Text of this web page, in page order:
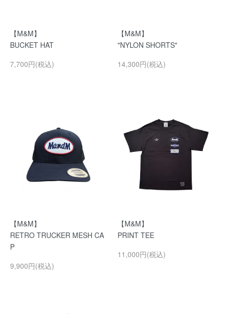
【M&M】
BUCKET HAT
7,700円(税込)
【M&M】
"NYLON SHORTS"
14,300円(税込)
【M&M】
RETRO TRUCKER MESH CA
P
9,900円(税込)
【M&M】
PRINT TEE
11,000円(税込)